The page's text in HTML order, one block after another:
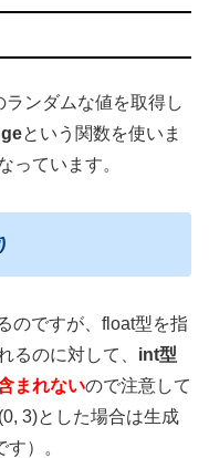
ンダムな値を取得し
という関数を使いま
っています。
のですが、float型を指
るのに対して、 int型
まれないので注意して
3)とした場合は生成
）。